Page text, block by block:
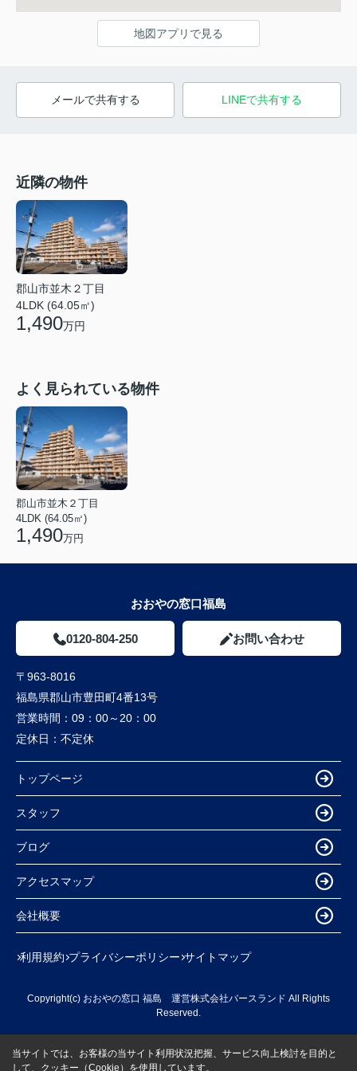
地図アプリで見る
メールで共有する LINEで共有する
近隣の物件
郡山市並木２丁目
4LDK (64.05㎡)
1,490万円
よく見られている物件
郡山市並木２丁目
4LDK (64.05㎡)
1,490万円
おおやの窓口福島
0120-804-250 お問い合わせ
〒963-8016
福島県郡山市豊田町4番13号
営業時間： 09：00～20：00
定休日： 不定休
トップページ
スタッフ
ブログ
アクセスマップ
会社概要
利用規約 プライバシーポリシー サイトマップ
Copyright(c) おおやの窓口 福島 運営株式会社バースランド All Rights
Reserved.
当サイトでは、お客様の当サイト利用状況把握、サービス向上検討を目的と
して、クッキー（Cookie）を使用しています。